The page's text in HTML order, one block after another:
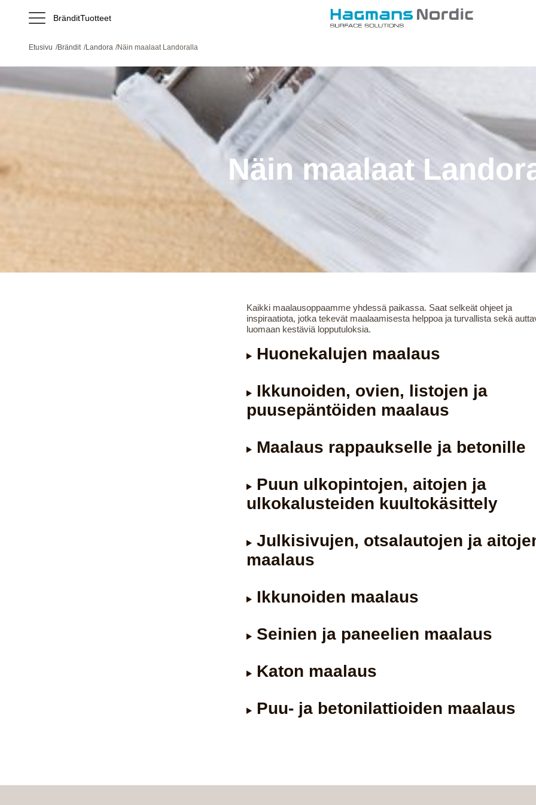
BränditTuotteet
Etusivu /Brändit /Landora /Näin maalaat Landoralla
Näin maalaat
Kaikki maalausoppaamme yhdessä paikassa. Saat selkeät ohjeet ja
inspiraatiota, jotka tekevät maalaamisesta helppoa ja turvallista sekä
luomaan kestäviä lopputuloksia.
Huonekalujen maalaus
Ikkunoiden, ovien, listojen ja
puusepäntöiden maalaus
Maalaus rappaukselle ja betonille
Puun ulkopintojen, aitojen ja
ulkokalusteiden kuultokäsittely
Julkisivujen, otsalautojen ja
maalaus
Ikkunoiden maalaus
Seinien ja paneelien maalaus
Katon maalaus
Puu- ja betonilattioiden maalaus